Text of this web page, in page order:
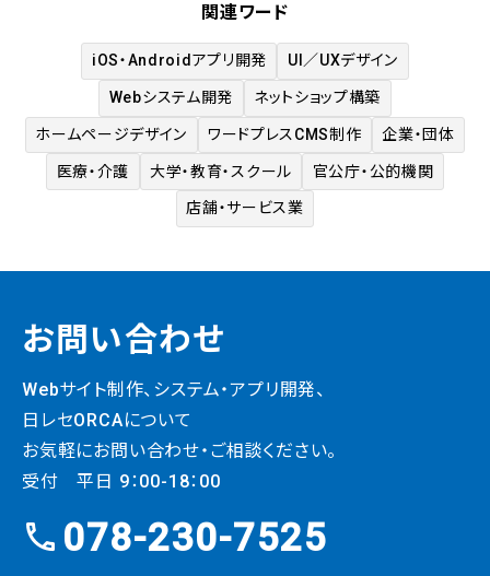
関連ワード
iOS・Androidアプリ開発 UI／UXデザイン
Webシステム開発 ネットショップ構築
ホームページデザイン ワードプレスCMS制作 企業・団体
医療・介護 大学・教育・スクール 官公庁・公的機関
店舗・サービス業
お問い合わせ
Webサイト制作、システム・アプリ開発、
日レセORCAについて
お気軽にお問い合わせ・ご相談ください。
受付 平日 9：00-18：00
078-230-7525